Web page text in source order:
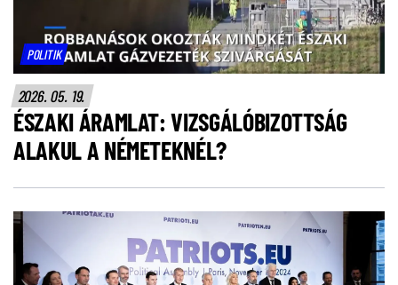
POLITIK
2026. 05. 19.
ÉSZAKI ÁRAMLAT: VIZSGÁLÓBIZOTTSÁG
ALAKUL A NÉMETEKNÉL?